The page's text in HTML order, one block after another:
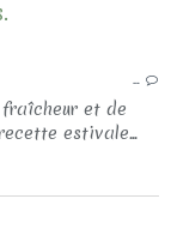
…
et de
estivale...